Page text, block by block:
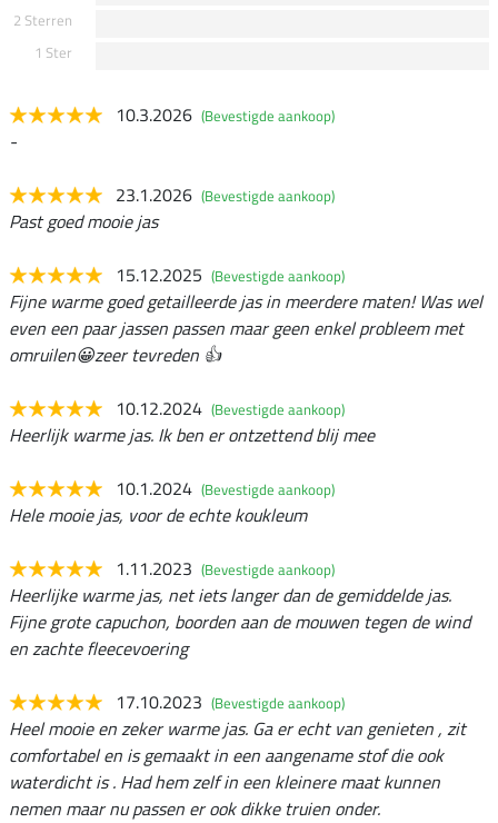
2 Sterren
1 Ster
10.3.2026 (Bevestigde aankoop)
-
23.1.2026 (Bevestigde aankoop)
Past goed mooie jas
15.12.2025 (Bevestigde aankoop)
Fijne warme goed getailleerde jas in meerdere maten! Was wel
even een paar jassen passen maar geen enkel probleem met
omruilen😀zeer tevreden 👍
10.12.2024 (Bevestigde aankoop)
Heerlijk warme jas. Ik ben er ontzettend blij mee
10.1.2024 (Bevestigde aankoop)
Hele mooie jas, voor de echte koukleum
1.11.2023 (Bevestigde aankoop)
Heerlijke warme jas, net iets langer dan de gemiddelde jas.
Fijne grote capuchon, boorden aan de mouwen tegen de wind
en zachte fleecevoering
17.10.2023 (Bevestigde aankoop)
Heel mooie en zeker warme jas. Ga er echt van genieten , zit
comfortabel en is gemaakt in een aangename stof die ook
waterdicht is . Had hem zelf in een kleinere maat kunnen
nemen maar nu passen er ook dikke truien onder.